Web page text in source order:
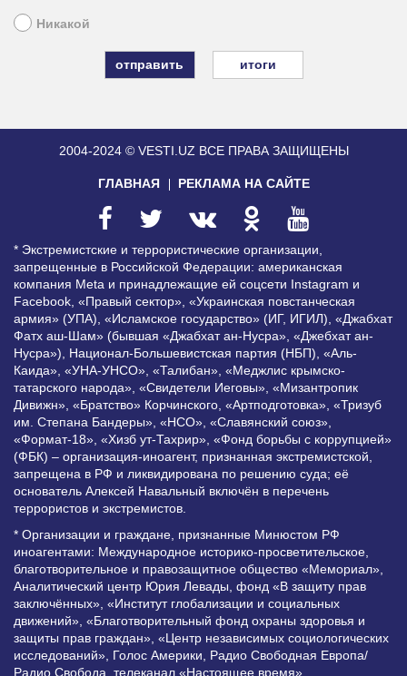
Никакой
итоги
2004-2024 © VESTI.UZ ВСЕ ПРАВА ЗАЩИЩЕНЫ
ГЛАВНАЯ РЕКЛАМА НА САЙТЕ
* Экстремистские и террористические организации,
запрещенные в Российской Федерации: американская
компания Meta и принадлежащие ей соцсети Instagram и
Facebook, «Правый сектор», «Украинская повстанческая
армия» (УПА), «Исламское государство» (ИГ, ИГИЛ), «Джабхат
Фатх аш-Шам» (бывшая «Джабхат ан-Нусра», «Джебхат ан-
Нусра»), Национал-Большевистская партия (НБП), «Аль-
Каида», «УНА-УНСО», «Талибан», «Меджлис крымско-
татарского народа», «Свидетели Иеговы», «Мизантропик
Дивижн», «Братство» Корчинского, «Артподготовка», «Тризуб
им. Степана Бандеры», «НСО», «Славянский союз»,
«Формат-18», «Хизб ут-Тахрир», «Фонд борьбы с коррупцией»
(ФБК) – организация-иноагент, признанная экстремистской,
запрещена в РФ и ликвидирована по решению суда; её
основатель Алексей Навальный включён в перечень
террористов и экстремистов.
* Организации и граждане, признанные Минюстом РФ
иноагентами: Международное историко-просветительское,
благотворительное и правозащитное общество «Мемориал»,
Аналитический центр Юрия Левады, фонд «В защиту прав
заключённых», «Институт глобализации и социальных
движений», «Благотворительный фонд охраны здоровья и
защиты прав граждан», «Центр независимых социологических
исследований», Голос Америки, Радио Свободная Европа/
Радио Свобода, телеканал «Настоящее время»,